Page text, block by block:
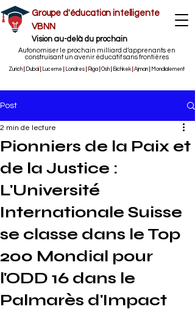
Groupe d'éducation intelligente
VBNN
Vision au-delà du prochain
Autonomiser le prochain milliard d’apprenants en
construisant un avenir éducatif sans frontières
Zurich Dubaï Lucerne Londres Riga Osh Bichkek Ajman Mondialement
Post
Pionniers de la Paix et
de la Justice :
L'Université
Internationale Suisse
se classe dans le Top
200 Mondial pour
l'ODD 16 dans le
Palmarès d'Impact
2 min de lecture